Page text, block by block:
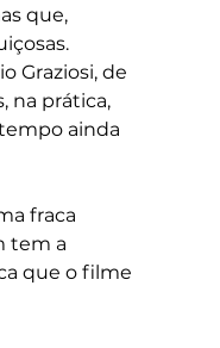
que,
Graziosi, de
na prática,
ainda
fraca
tem a
que o filme